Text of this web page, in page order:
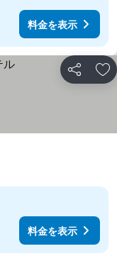
料金を表示
シェア お
料金を表示